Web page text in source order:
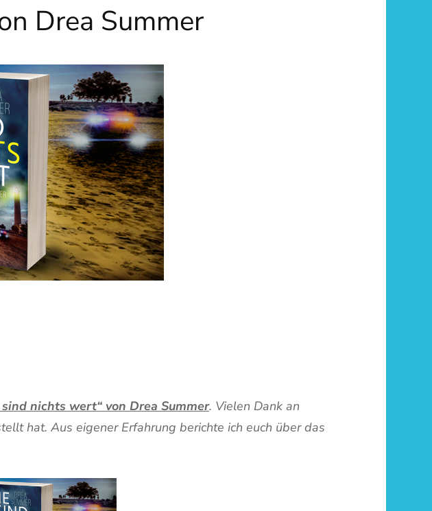
Drea Summer
sind nichts wert“ von Drea Summer. Vielen Dank an
hat. Aus eigener Erfahrung berichte ich euch über das